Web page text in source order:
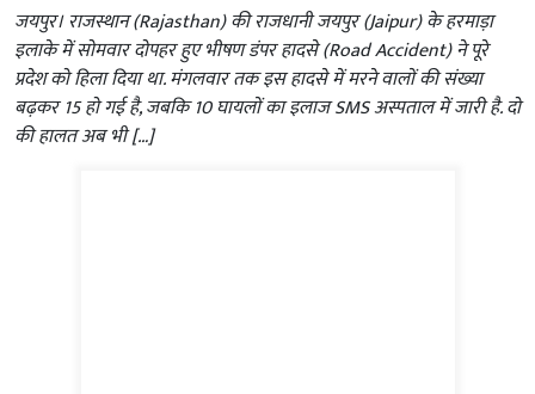
जयपुर। राजस्थान (Rajasthan) की राजधानी जयपुर (Jaipur) के हरमाड़ा
इलाके में सोमवार दोपहर हुए भीषण डंपर हादसे (Road Accident) ने पूरे
प्रदेश को हिला दिया था. मंगलवार तक इस हादसे में मरने वालों की संख्या
बढ़कर 15 हो गई है, जबकि 10 घायलों का इलाज SMS अस्पताल में जारी है. दो
की हालत अब भी […]